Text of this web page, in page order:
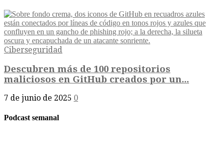
Ciberseguridad
Descubren más de 100 repositorios
maliciosos en GitHub creados por un...
7 de junio de 2025 0
Podcast semanal